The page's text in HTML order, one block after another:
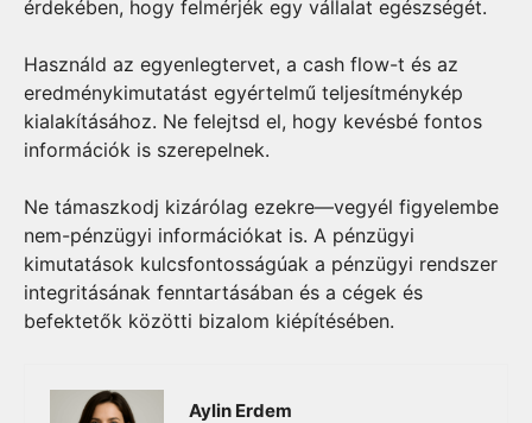
érdekében, hogy felmérjék egy vállalat egészségét.
Használd az egyenlegtervet, a cash flow-t és az
eredménykimutatást egyértelmű teljesítménykép
kialakításához. Ne felejtsd el, hogy kevésbé fontos
információk is szerepelnek.
Ne támaszkodj kizárólag ezekre—vegyél figyelembe
nem-pénzügyi információkat is. A pénzügyi
kimutatások kulcsfontosságúak a pénzügyi rendszer
integritásának fenntartásában és a cégek és
befektetők közötti bizalom kiépítésében.
Aylin Erdem